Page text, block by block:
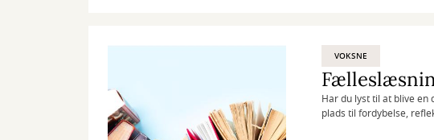
VOKSNE
Har du lyst til at blive
plads til fordybelse,